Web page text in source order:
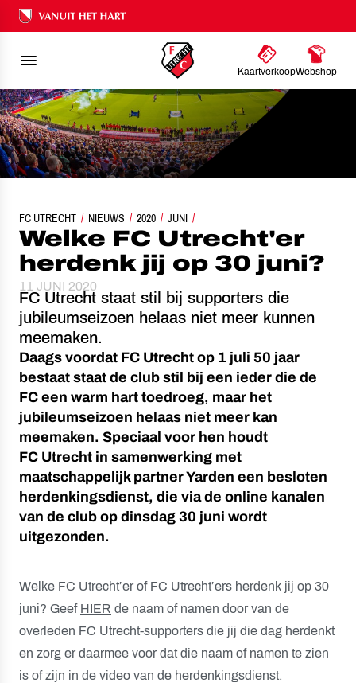
Ons nalatenschap
KaartverkoopWebshop
FC UTRECHT NIEUWS 2020 JUNI
WELKE FC UTRECHT'ER HERDENK JIJ OP 30 JUNI?
Welke FC Utrecht'er
herdenk jij op 30 juni?
11 JUNI 2020
FC Utrecht staat stil bij supporters die
jubileumseizoen helaas niet meer kunnen
meemaken.
Daags voordat FC Utrecht op 1 juli 50 jaar
bestaat staat de club stil bij een ieder die de
FC een warm hart toedroeg, maar het
jubileumseizoen helaas niet meer kan
meemaken. Speciaal voor hen houdt
FC Utrecht in samenwerking met
maatschappelijk partner Yarden een besloten
herdenkingsdienst, die via de online kanalen
van de club op dinsdag 30 juni wordt
uitgezonden.
Welke FC Utrecht’er of FC Utrecht’ers herdenk jij op 30
juni? Geef HIER de naam of namen door van de
overleden FC Utrecht-supporters die jij die dag herdenkt
en zorg er daarmee voor dat die naam of namen te zien
is of zijn in de video van de herdenkingsdienst.